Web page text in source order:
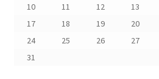
10
11 12 13
17
18 19 20
24
25 26 27
31